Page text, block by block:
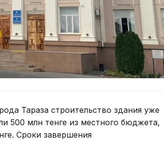
Тараза строительство здания уже
500 млн тенге из местного бюджета,
Сроки завершения